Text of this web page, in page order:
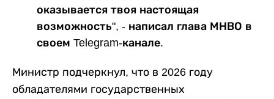
оказывается твоя настоящая
возможность", - написал глава МНВО в
своем Telegram-канале.
Министр подчеркнул, что в 2026 году
обладателями государственных